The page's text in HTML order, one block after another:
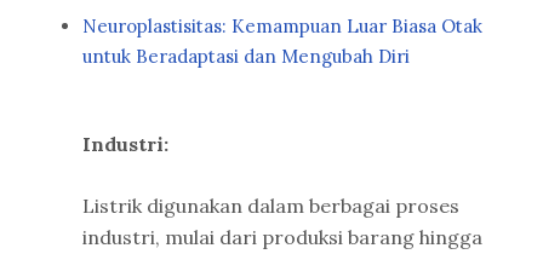
Neuroplastisitas: Kemampuan Luar Biasa Otak
untuk Beradaptasi dan Mengubah Diri
Industri:
Listrik digunakan dalam berbagai proses
industri, mulai dari produksi barang hingga